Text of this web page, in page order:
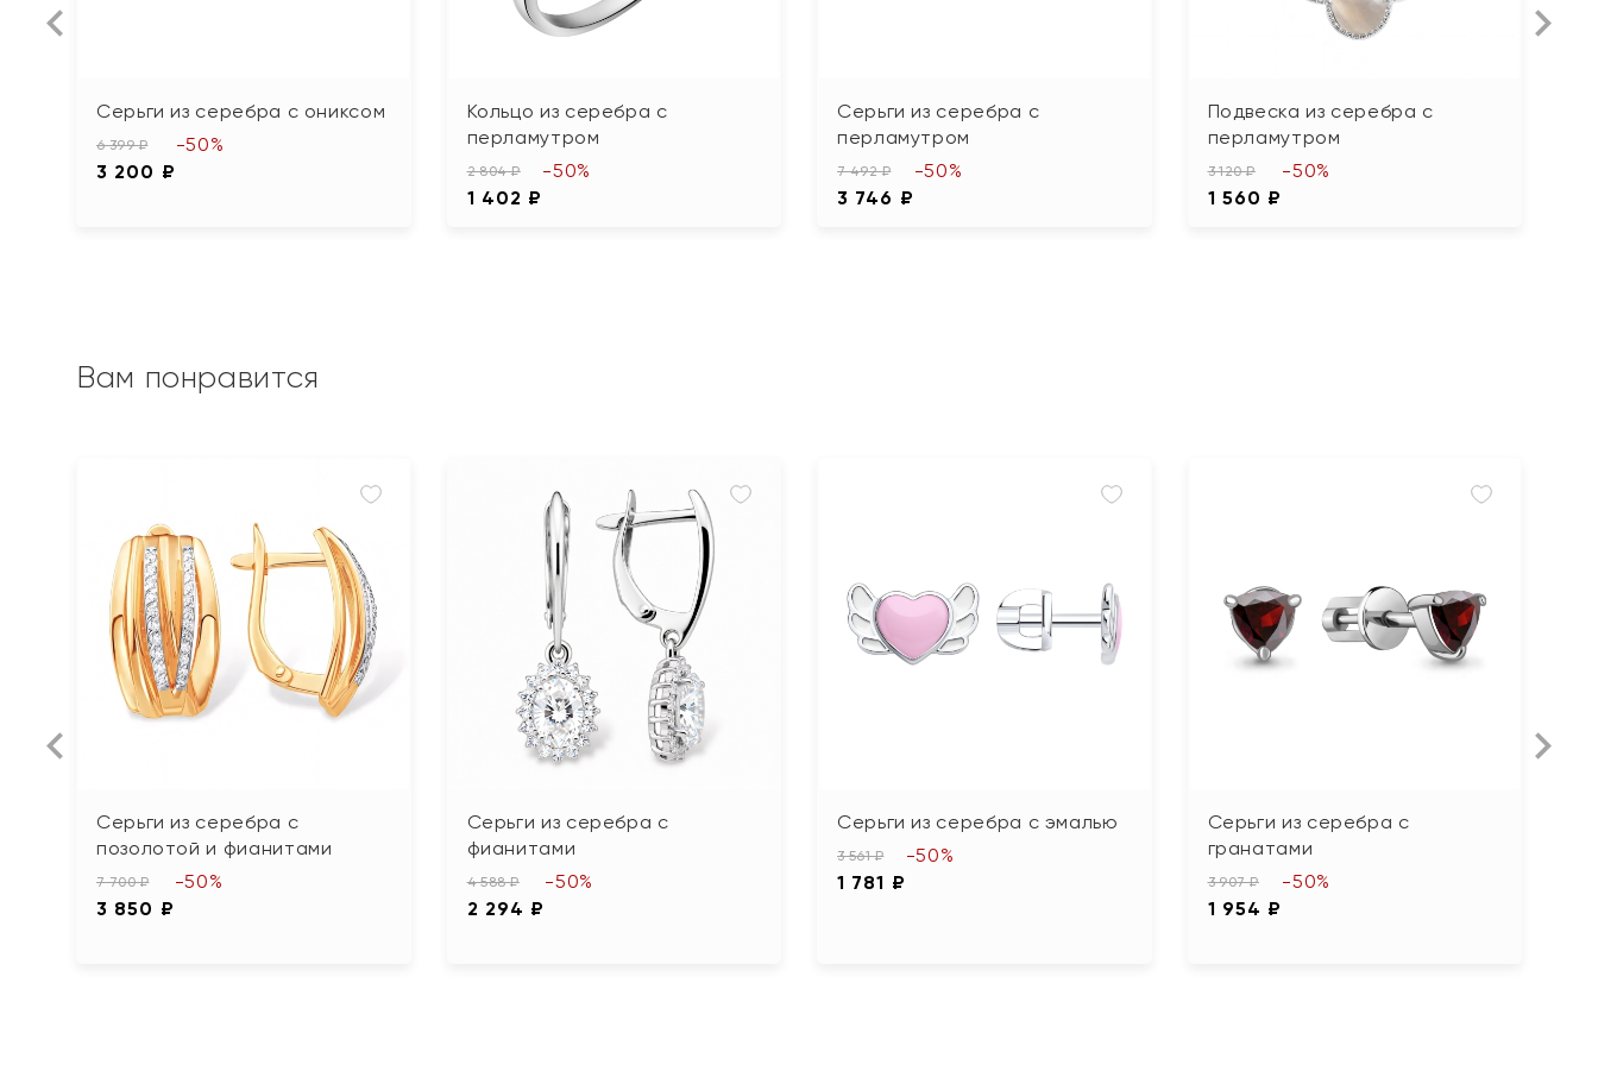
Серьги из серебра с ониксом
6 399 ₽
3 200 ₽
-50%
Кольцо из серебра с
перламутром
2 804 ₽
1 402 ₽
-50%
Серьги из серебра с
перламутром
7 492 ₽
3 746 ₽
-50%
Подвеска из серебра с
перламутром
3 120 ₽
1 560 ₽
-50%
Вам понравится
Серьги из серебра с
позолотой и фианитами
7 700 ₽
3 850 ₽
-50%
Серьги из серебра с
фианитами
4 588 ₽
2 294 ₽
-50%
Серьги из серебра с эмалью
3 561 ₽
1 781 ₽
-50%
Серьги из серебра с
гранатами
3 907 ₽
1 954 ₽
-50%